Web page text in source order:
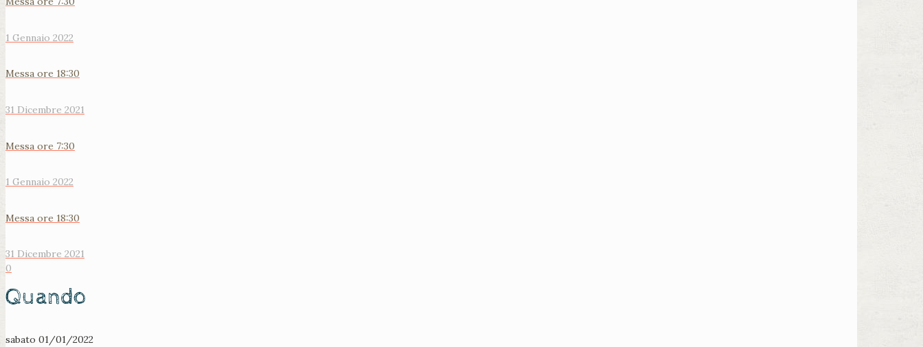
1 Gennaio 2022
Messa ore 18:30
31 Dicembre 2021
Messa ore 7:30
1 Gennaio 2022
Messa ore 18:30
31 Dicembre 2021
0
Quando
sabato 01/01/2022